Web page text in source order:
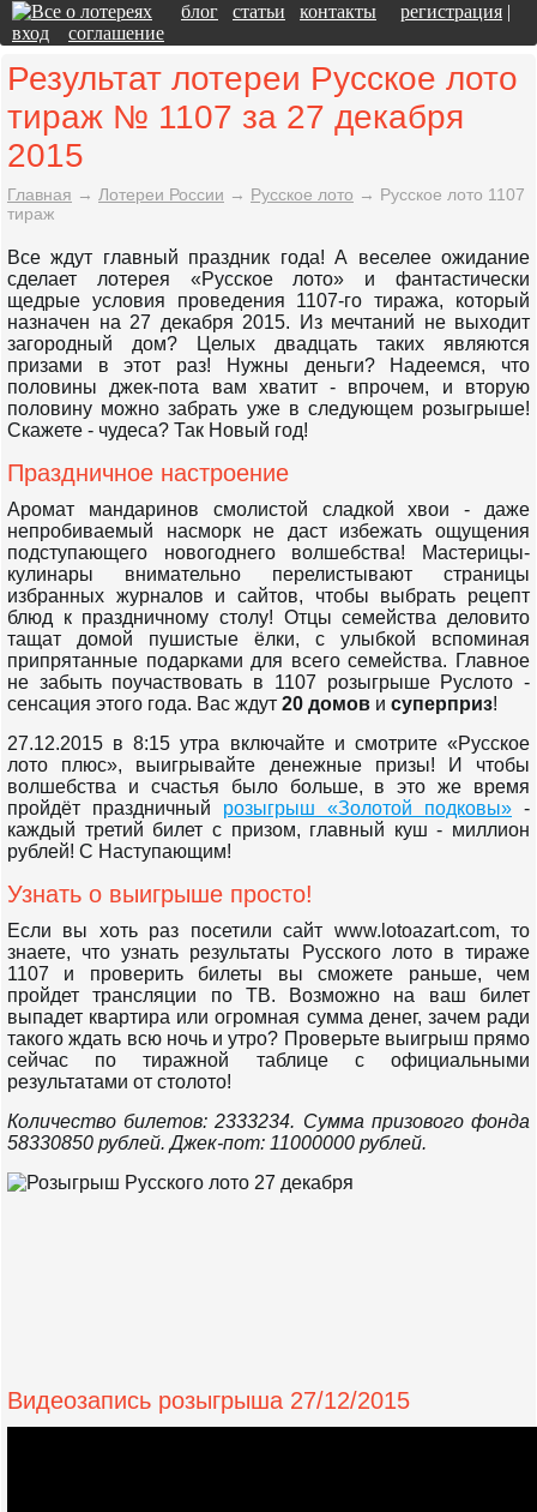
блог статьи контакты регистрация |
вход
соглашение
Результат лотереи Русское лото
тираж № 1107 за 27 декабря
2015
Главная → Лотереи России → Русское лото → Русское лото 1107
тираж
Все ждут главный праздник года! А веселее ожидание
сделает лотерея «Русское лото» и фантастически
щедрые условия проведения 1107-го тиража, который
назначен на 27 декабря 2015. Из мечтаний не выходит
загородный дом? Целых двадцать таких являются
призами в этот раз! Нужны деньги? Надеемся, что
половины джек-пота вам хватит - впрочем, и вторую
половину можно забрать уже в следующем розыгрыше!
Скажете - чудеса? Так Новый год!
Праздничное настроение
Аромат мандаринов смолистой сладкой хвои - даже
непробиваемый насморк не даст избежать ощущения
подступающего новогоднего волшебства! Мастерицы-
кулинары внимательно перелистывают страницы
избранных журналов и сайтов, чтобы выбрать рецепт
блюд к праздничному столу! Отцы семейства деловито
тащат домой пушистые ёлки, с улыбкой вспоминая
припрятанные подарками для всего семейства. Главное
не забыть поучаствовать в 1107 розыгрыше Руслото -
сенсация этого года. Вас ждут 20 домов и суперприз!
27.12.2015 в 8:15 утра включайте и смотрите «Русское
лото плюс», выигрывайте денежные призы! И чтобы
волшебства и счастья было больше, в это же время
пройдёт праздничный розыгрыш «Золотой подковы» -
каждый третий билет с призом, главный куш - миллион
рублей! С Наступающим!
Узнать о выигрыше просто!
Если вы хоть раз посетили сайт www.lotoazart.com, то
знаете, что узнать результаты Русского лото в тираже
1107 и проверить билеты вы сможете раньше, чем
пройдет трансляции по ТВ. Возможно на ваш билет
выпадет квартира или огромная сумма денег, зачем ради
такого ждать всю ночь и утро? Проверьте выигрыш прямо
сейчас по тиражной таблице с официальными
результатами от столото!
Количество билетов: 2333234. Сумма призового фонда
58330850 рублей. Джек-пот: 11000000 рублей.
Видеозапись розыгрыша 27/12/2015